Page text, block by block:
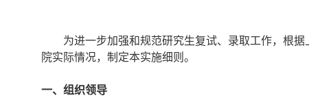
为进一步加强和规范研究生复试、录取工作，根
院实际情况，制定本实施细则。
一、 组织领导